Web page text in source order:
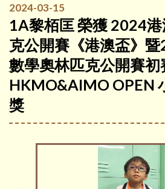
2024-03-15
1A黎栢匡 榮獲 2024
克公開賽《港澳盃》
數學奧林匹克公開賽初
HKMO&AIMO OPEN
獎